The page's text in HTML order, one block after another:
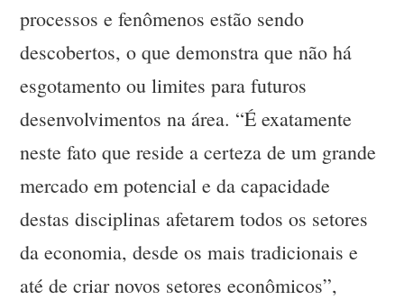
processos e fenômenos estão sendo
descobertos, o que demonstra que não há
esgotamento ou limites para futuros
desenvolvimentos na área. “É exatamente
neste fato que reside a certeza de um grande
mercado em potencial e da capacidade
destas disciplinas afetarem todos os setores
da economia, desde os mais tradicionais e
até de criar novos setores econômicos”,